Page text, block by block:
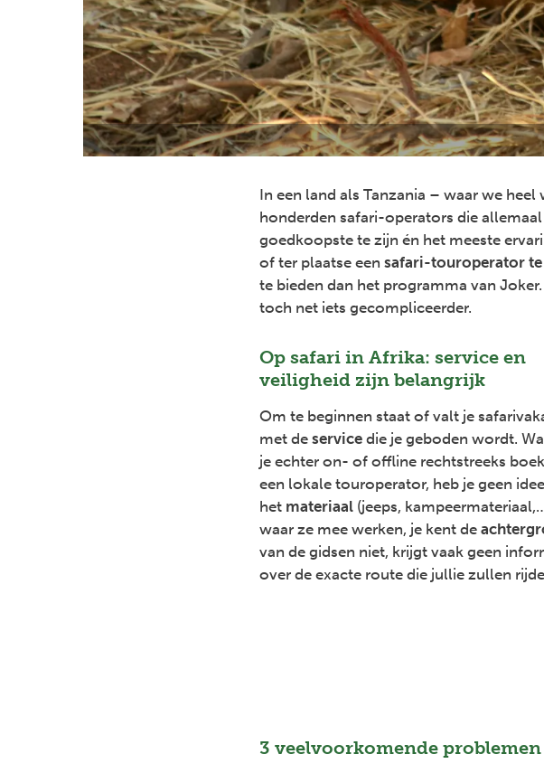
In een land als Tanzania – waar we heel
honderden safari-operators die
goedkoopste te zijn én het meeste
of ter plaatse een safari-touroperator te
te bieden dan het programma van
toch net iets gecompliceerder.
Op safari in Afrika: service en
veiligheid zijn belangrijk
Om te beginnen staat of valt je
met de service die je geboden wordt.
je echter on- of offline rechtstreeks
een lokale touroperator, heb je geen
het materiaal (jeeps,
waar ze mee werken, je kent de
van de gidsen niet, krijgt vaak geen
over de exacte route die jullie zullen
3 veelvoorkomende